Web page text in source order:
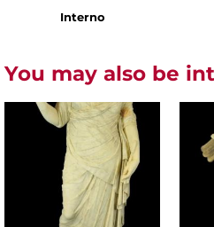
Interno
You may also be